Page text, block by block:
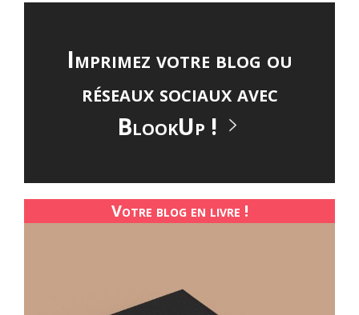
Imprimez votre blog ou
réseaux sociaux avec
BlookUp !
Votre blog en livre !